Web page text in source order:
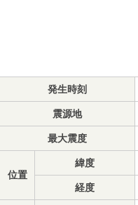
発生時刻
震源地
最大震度
位置
緯度
経度